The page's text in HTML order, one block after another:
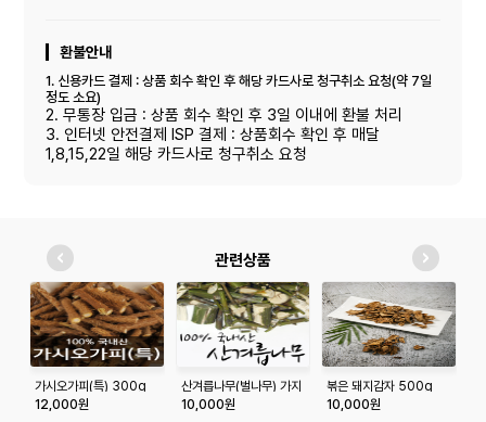
환불안내
1. 신용카드 결제 : 상품 회수 확인 후 해당 카드사로 청구취소 요청(약 7일
정도 소요)
2. 무통장 입금 : 상품 회수 확인 후 3일 이내에 환불 처리
3. 인터넷 안전결제 ISP 결제 : 상품회수 확인 후 매달
1,8,15,22일 해당 카드사로 청구취소 요청
관련상품
가시오가피(특) 300g
12,000원
산겨릅나무(벌나무) 가지
500g
10,000원
볶은 돼지감자 500g
10,000원